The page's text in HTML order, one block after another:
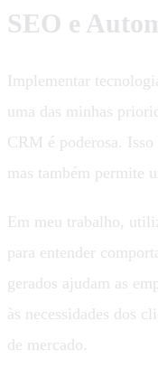
SEO e
Implementar
uma das minhas
CRM é poderosa.
mas também permite
Em meu trabalho,
para entender
gerados ajudam as
às necessidades dos
de mercado.